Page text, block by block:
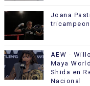
Joana
AEW -
Maya
Shida en
Nacional